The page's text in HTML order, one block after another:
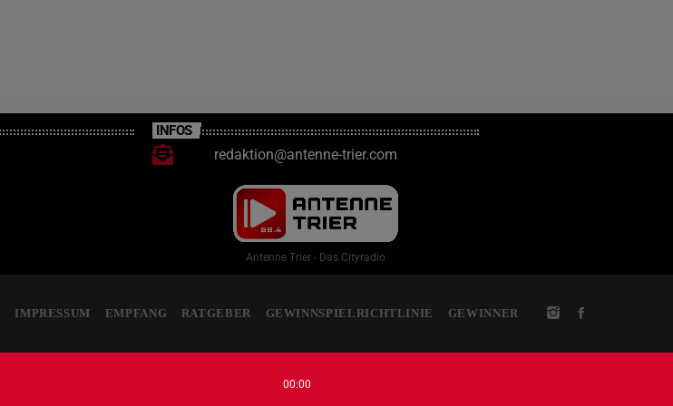
00:00
INFOS
redaktion@antenne-trier.com
Antenne Trier - Das Cityradio
IMPRESSUM EMPFANG RATGEBER GEWINNSPIELRICHTLINIE GEWINNER